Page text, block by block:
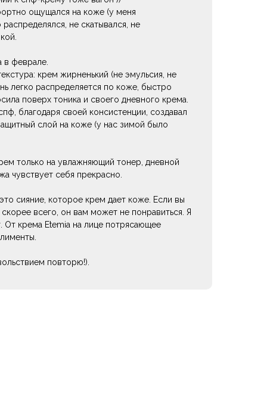
ощущался на коже (у меня
не скатывался, не
в феврале.
крем жирненький (не эмульсия, не
легко распределяется по коже, быстро
поверх тоника и своего дневного крема.
благодаря своей консистенции, создавал
слой на коже (у нас зимой было
только на увлажняющий тонер, дневной
чувствует себя прекрасно.
сияние, которое крем дает коже. Если вы
всего, он вам может не понравиться. Я
От крема Etemia на лице потрясающее
повторю!).